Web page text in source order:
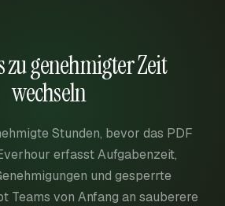
zu genehmigter Zeit
wechseln
Stunden, bevor das PDF
erfasst Aufgabenzeit,
und gesperrte
Teams von Anfang an sauberere